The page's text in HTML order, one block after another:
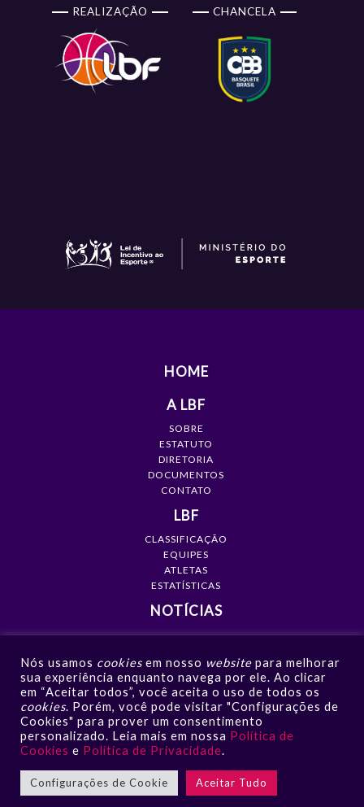
REALIZAÇÃO CHANCELA
HOME
A LBF
SOBRE
ESTATUTO
DIRETORIA
DOCUMENTOS
CONTATO
LBF
CLASSIFICAÇÃO
EQUIPES
ATLETAS
ESTATÍSTICAS
NOTÍCIAS
GALERIAS
VÍDEOS
NOTÍCIAS
CONTATO
LBF - Liga de Basquete Feminino © 2026 | Todos os direitos
Nós usamos cookies em nosso website para melhorar
sua experiência enquanto navega por ele. Ao clicar
em “Aceitar todos”, você aceita o uso de todos os
cookies. Porém, você pode visitar "Configurações de
Cookies" para prover um consentimento
personalizado. Leia mais em nossa Política de
Cookies e Política de Privacidade.
Configurações de Cookie Aceitar Tudo